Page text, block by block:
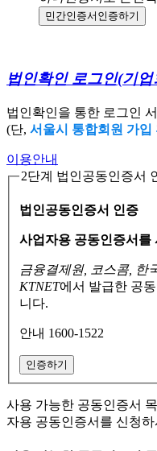
민간인증서 인증하기
법인확인 로그인(기업
법인확인을 통한 로그인
(단, 서울시 통합회원 가입
이용안내
2단계 법인공동인증서
법인공동인증서 인증
사업자용 공동인증서를
금융결제원, 코스콤, 한
KTNET에서 발급한 공
니다.
안내 1600-1522
인증하기
사용 가능한 공동인증서
자용 공동인증서를 신청